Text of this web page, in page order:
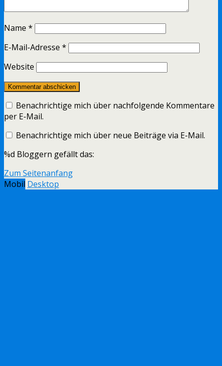
Name *
E-Mail-Adresse *
Website
Benachrichtige mich über nachfolgende Kommentare
per E-Mail.
Benachrichtige mich über neue Beiträge via E-Mail.
%d Bloggern gefällt das:
Zum Seitenanfang
Mobil Desktop